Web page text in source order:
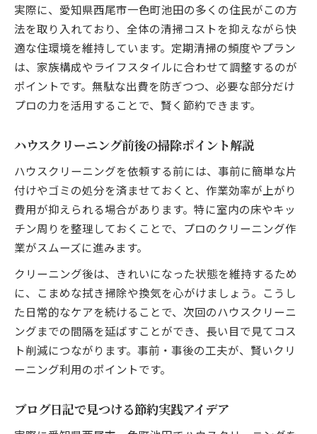
実際に、愛知県西尾市一色町池田の多くの住民がこの方
法を取り入れており、全体の清掃コストを抑えながら快
適な住環境を維持しています。定期清掃の頻度やプラン
は、家族構成やライフスタイルに合わせて調整するのが
ポイントです。無駄な出費を防ぎつつ、必要な部分だけ
プロの力を活用することで、賢く節約できます。
ハウスクリーニング前後の掃除ポイント解説
ハウスクリーニングを依頼する前には、事前に簡単な片
付けやゴミの処分を済ませておくと、作業効率が上がり
費用が抑えられる場合があります。特に室内の床やキッ
チン周りを整理しておくことで、プロのクリーニング作
業がスムーズに進みます。
クリーニング後は、きれいになった状態を維持するため
に、こまめな拭き掃除や換気を心がけましょう。こうし
た日常的なケアを続けることで、次回のハウスクリーニ
ングまでの間隔を延ばすことができ、長い目で見てコス
ト削減につながります。事前・事後の工夫が、賢いクリ
ーニング利用のポイントです。
ブログ日記で見つける節約実践アイデア